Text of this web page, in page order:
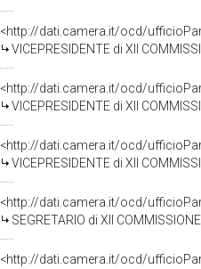
<http://dati.camera.it/ocd/
VICEPRESIDENTE di XII COMMISSIONE
<http://dati.camera.it/ocd/
VICEPRESIDENTE di XII COMMISSIONE
<http://dati.camera.it/ocd/
VICEPRESIDENTE di XII COMMISSIONE
<http://dati.camera.it/ocd/
SEGRETARIO di XII COMMISSIONE
<http://dati.camera.it/ocd/